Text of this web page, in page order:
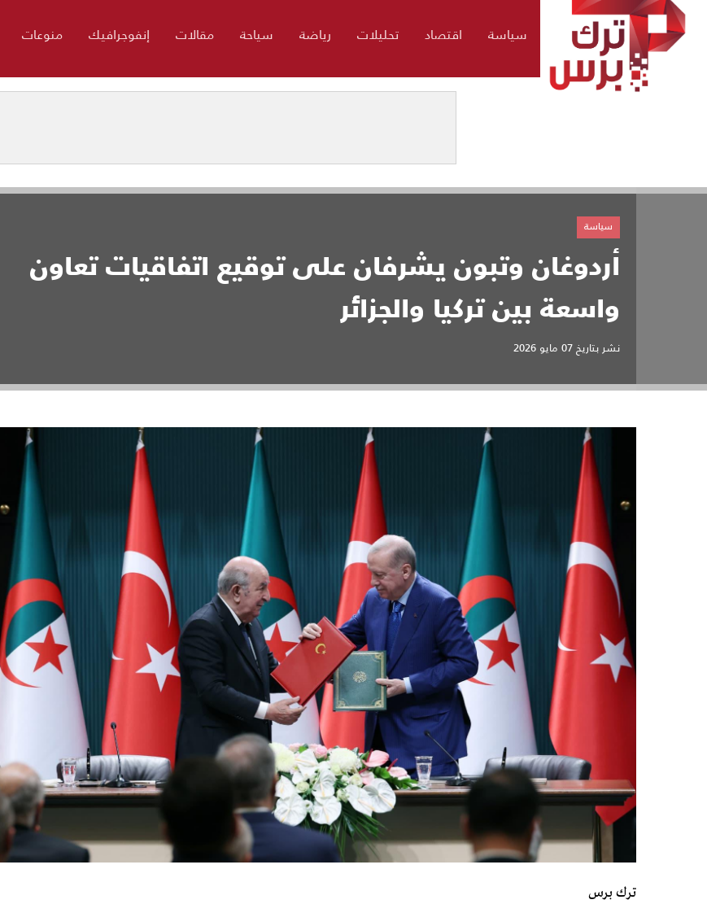
سياسة اقتصاد تحليلات رياضة سياحة مقالات إنفوجرافيك منوعات
أردوغان وتبون يشرفان على توقيع اتفاقيات تعاون
واسعة بين تركيا والجزائر
نشر بتاريخ07 مايو 2026
سياسة
ترك برس